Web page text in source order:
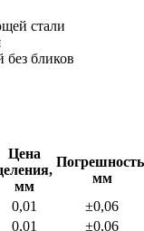
стали
без бликов
Цена
мм
мм
0,01
±0,06
0,01 ±0,06